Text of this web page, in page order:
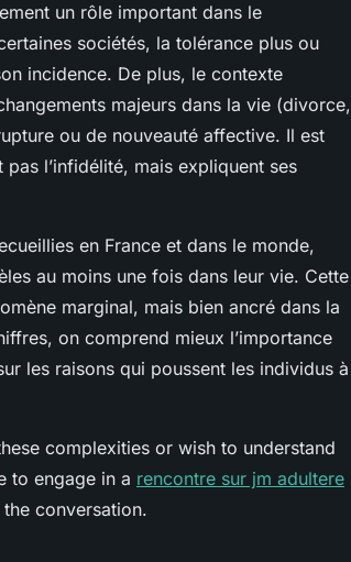
un rôle important dans le
sociétés, la tolérance plus ou
incidence. De plus, le contexte
majeurs dans la vie (divorce,
ou de nouveauté affective. Il est
l’infidélité, mais expliquent ses
en France et dans le monde,
au moins une fois dans leur vie. Cette
marginal, mais bien ancré dans la
on comprend mieux l’importance
les raisons qui poussent les individus à
complexities or wish to understand
to engage in a rencontre sur jm adultere
conversation.